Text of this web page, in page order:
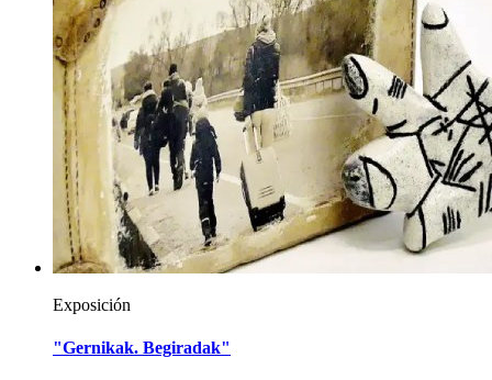
Exposición
"Gernikak. Begiradak"